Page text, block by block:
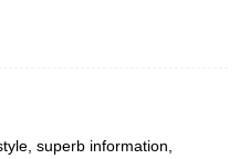
superb information,